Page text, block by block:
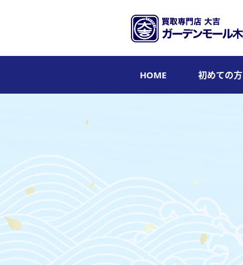
HOME 初めての方